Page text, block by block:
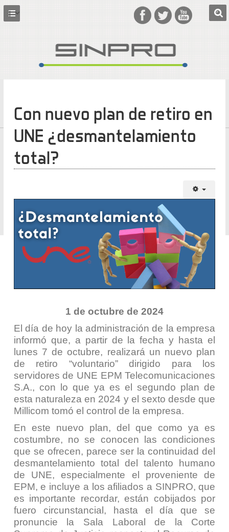
Con nuevo plan de retiro en
UNE ¿desmantelamiento
total?
1 de octubre de 2024
El día de hoy la administración de la empresa
informó que, a partir de la fecha y hasta el
lunes 7 de octubre, realizará un nuevo plan
de retiro “voluntario” dirigido para los
servidores de UNE EPM Telecomunicaciones
S.A., con lo que ya es el segundo plan de
esta naturaleza en 2024 y el sexto desde que
Millicom tomó el control de la empresa.
En este nuevo plan, del que como ya es
costumbre, no se conocen las condiciones
que se ofrecen, parece ser la continuidad del
desmantelamiento total del talento humano
de UNE, especialmente el proveniente de
EPM, e incluye a los afiliados a SINPRO, que
es importante recordar, están cobijados por
fuero circunstancial, hasta el día que se
pronuncie la Sala Laboral de la Corte